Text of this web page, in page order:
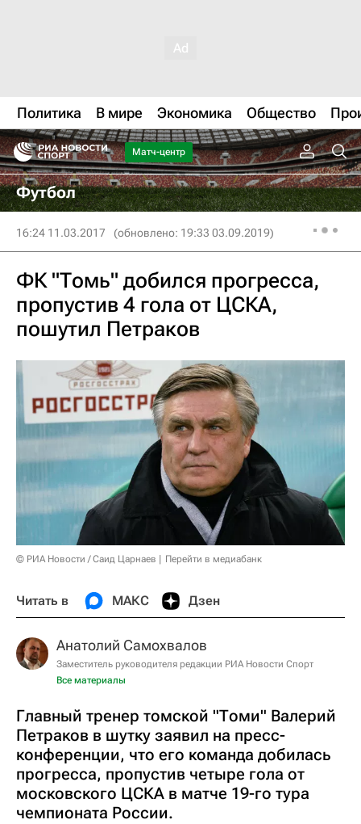
Политика В мире Экономика Общество
Матч-центр
Футбол
16:24 11.03.2017 (обновлено: 19:33 03.09.2019)
ФК "Томь" добился прогресса,
пропустив 4 гола от ЦСКА,
пошутил Петраков
© РИА Новости / Саид Царнаев Перейти в медиабанк
Читать в МАКС Дзен
Анатолий Самохвалов
Заместитель руководителя редакции РИА Новости Спорт
Все материалы
Главный тренер томской "Томи" Валерий
Петраков в шутку заявил на пресс-
конференции, что его команда добилась
прогресса, пропустив четыре гола от
московского ЦСКА в матче 19-го тура
чемпионата России.